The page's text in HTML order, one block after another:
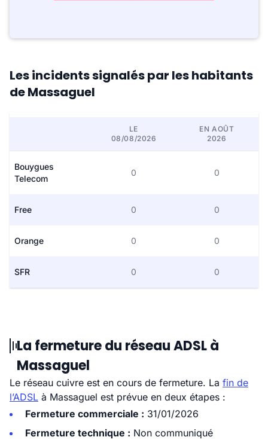
Les incidents signalés par les habitants
de Massaguel
LE
08/08/2026
EN AOÛT
2026
Bouygues
Telecom
0 0
Free 0 0
Orange 0 0
SFR 0 0
La fermeture du réseau ADSL à
Massaguel
Le réseau cuivre est en cours de fermeture. La fin de
l’ADSL à Massaguel est prévue en deux étapes :
Fermeture commerciale : 31/01/2026
Fermeture technique : Non communiqué